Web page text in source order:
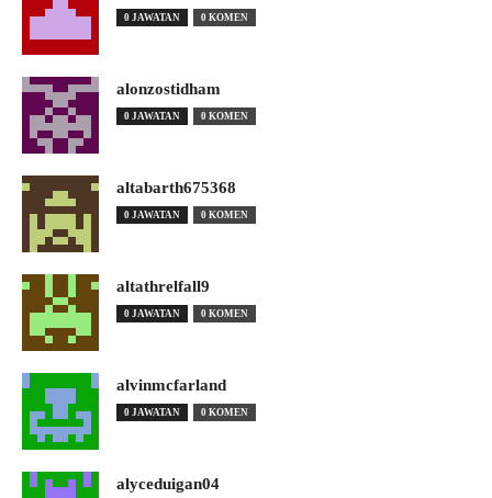
0 JAWATAN 0 KOMEN
alonzostidham
0 JAWATAN 0 KOMEN
altabarth675368
0 JAWATAN 0 KOMEN
altathrelfall9
0 JAWATAN 0 KOMEN
alvinmcfarland
0 JAWATAN 0 KOMEN
alyceduigan04